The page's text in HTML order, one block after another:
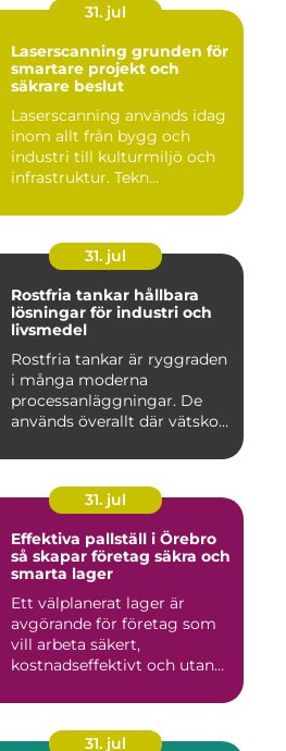
31. jul
Laserscanning grunden för
smartare projekt och
säkrare beslut
Laserscanning används idag
inom allt från bygg och
industri till kulturmiljö och
infrastruktur. Tekn...
31. jul
Rostfria tankar hållbara
lösningar för industri och
livsmedel
Rostfria tankar är ryggraden
i många moderna
processanläggningar. De
används överallt där vätskor,
31. jul
Effektiva pallställ i Örebro
så skapar företag säkra och
smarta lager
Ett välplanerat lager är
avgörande för företag som
vill arbeta säkert,
kostnadseffektivt och utan
31. jul